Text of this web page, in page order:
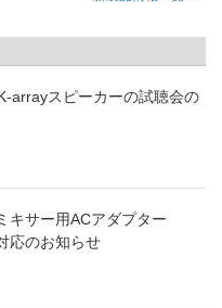
arrayスピーカーの試聴会の
サー用ACアダプター
応のお知らせ